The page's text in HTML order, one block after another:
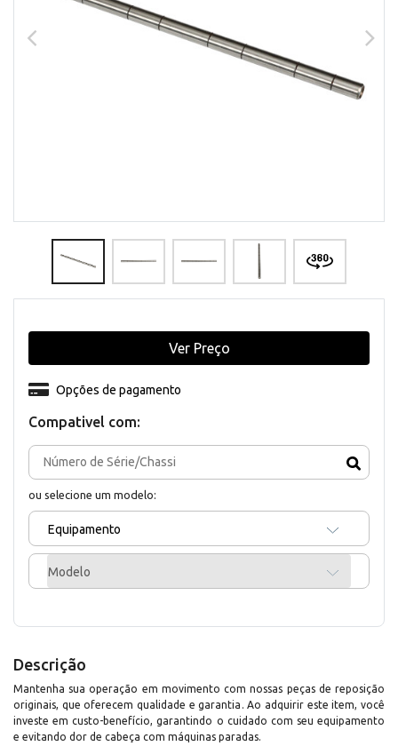
Compativel com:
ou selecione um modelo:
Equipamento
Modelo
Opções de pagamento
Ver Preço
Descrição
Mantenha sua operação em movimento com nossas peças de reposição
originais, que oferecem qualidade e garantia. Ao adquirir este item, você
investe em custo-benefício, garantindo o cuidado com seu equipamento
e evitando dor de cabeça com máquinas paradas.